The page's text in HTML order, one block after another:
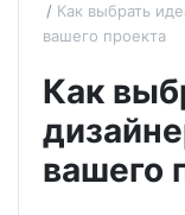
Как выбрать
вашего проекта
Как
вашего